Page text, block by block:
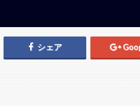
シェア